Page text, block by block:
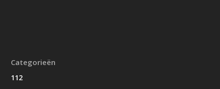
Categorieën
112